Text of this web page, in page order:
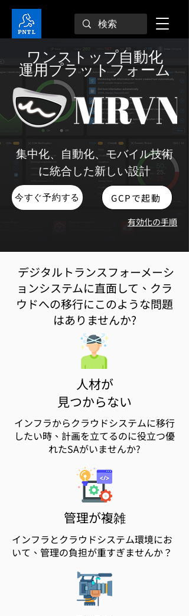
ワンストップ自動化
運用プラットフォーム
集中化、自動化、モバイル技術
に統合した新しい設計
今すぐ予約する GCPで起動
有効化の手順
​ デジタルトランスフォーメーシ
ョンシステムに直面して、クラ
ウドへの移行にこのような問題
はありませんか?
​人材が
見つからない
インフラからクラウドシステムに移行
したい時、計画を立てるのに役立つ優
れたSAがいませんか?
管理が複雑
インフラとクラウドシステム環境にお
いて、管理の負担が重すぎませんか？